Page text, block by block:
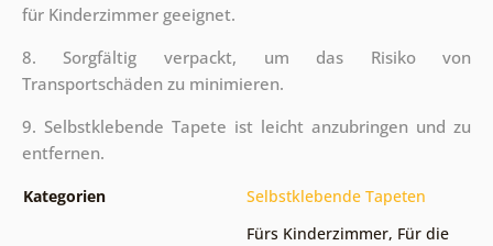
für Kinderzimmer geeignet.
8. Sorgfältig verpackt, um das Risiko von
Transportschäden zu minimieren.
9. Selbstklebende Tapete ist leicht anzubringen und zu
entfernen.
Kategorien Selbstklebende Tapeten
Fürs Kinderzimmer, Für die